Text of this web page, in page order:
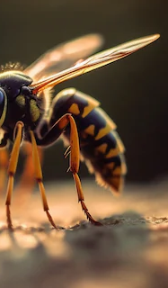
2026Freepik Company S.L.U.